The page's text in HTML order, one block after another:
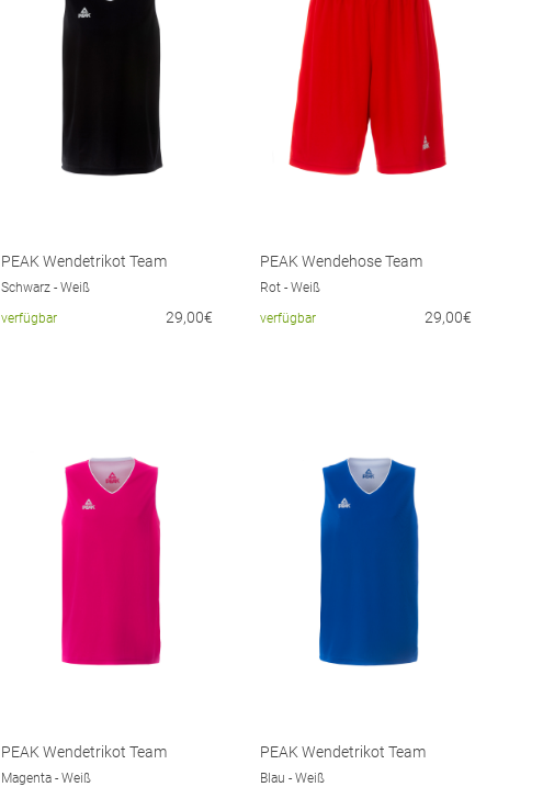
PEAK Wendetrikot Team
Schwarz - Weiß
verfügbar
29,00€
PEAK Wendehose Team
Rot - Weiß
verfügbar
29,00€
PEAK Wendetrikot Team
Magenta - Weiß
PEAK Wendetrikot Team
Blau - Weiß